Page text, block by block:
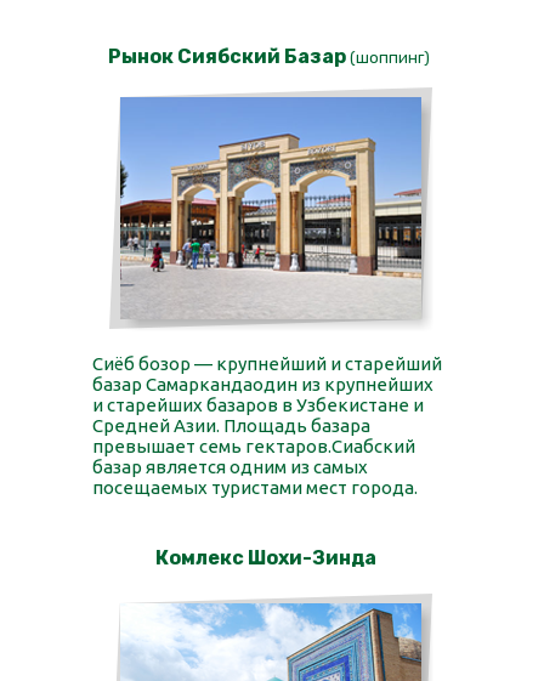
Сиёб бозор — крупнейший и старейший
базар Самаркандаодин из крупнейших
и старейших базаров в Узбекистане и
Средней Азии. Площадь базара
превышает семь гектаров.Сиабский
базар является одним из самых
посещаемых туристами мест города.
Рынок Сиябский Базар (шоппинг)
Комлекс Шохи-Зинда